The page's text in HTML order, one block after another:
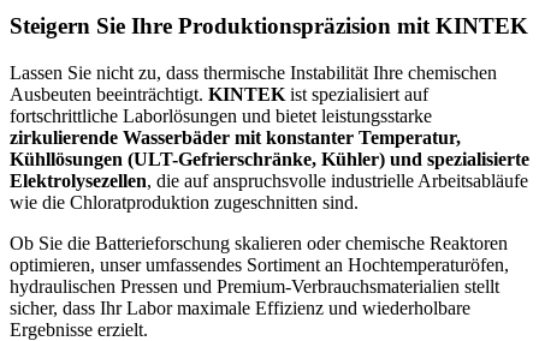
Steigern Sie Ihre Produktionspräzision mit KINTEK
Lassen Sie nicht zu, dass thermische Instabilität Ihre chemischen
Ausbeuten beeinträchtigt. KINTEK ist spezialisiert auf
fortschrittliche Laborlösungen und bietet leistungsstarke
zirkulierende Wasserbäder mit konstanter Temperatur,
Kühllösungen (ULT-Gefrierschränke, Kühler) und spezialisierte
Elektrolysezellen, die auf anspruchsvolle industrielle Arbeitsabläufe
wie die Chloratproduktion zugeschnitten sind.
Ob Sie die Batterieforschung skalieren oder chemische Reaktoren
optimieren, unser umfassendes Sortiment an Hochtemperaturöfen,
hydraulischen Pressen und Premium-Verbrauchsmaterialien stellt
sicher, dass Ihr Labor maximale Effizienz und wiederholbare
Ergebnisse erzielt.